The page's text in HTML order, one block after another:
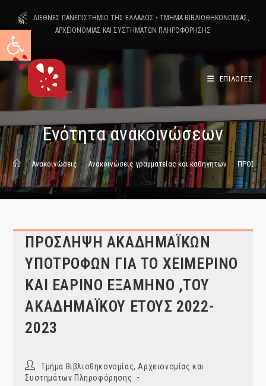
Ανοίξτε τη γραμμή εργαλείων
content
ΔΙΕΘΝΕΣ ΠΑΝΕΠΙΣΤΗΜΙΟ ΤΗΣ ΕΛΛΑΔΟΣ • ΤΜΗΜΑ ΒΙΒΛΙΟΘΗΚΟΝΟΜΙΑΣ,
ΑΡΧΕΙΟΝΟΜΙΑΣ ΚΑΙ ΣΥΣΤΗΜΑΤΩΝ ΠΛΗΡΟΦΟΡΗΣΗΣ
ΕΠΙΛΟΓΕΣ
Ενότητα ανακοινώσεων
> Ανακοινώσεις > Ανακοινώσεις γραμματείας και καθηγητών >
ΠΡΟΣΛΗΨΗ ΑΚΑΔΗΜΑΪΚΩΝ
ΥΠΟΤΡΟΦΩΝ ΓΙΑ ΤΟ ΧΕΙΜΕΡΙΝΟ
ΚΑΙ ΕΑΡΙΝΟ ΕΞΑΜΗΝΟ ,ΤΟΥ
ΑΚΑΔΗΜΑΪΚΟΥ ΕΤΟΥΣ 2022-
2023
Post
author:
Τμήμα Βιβλιοθηκονομίας, Αρχειονομίας και
Συστημάτων Πληροφόρησης